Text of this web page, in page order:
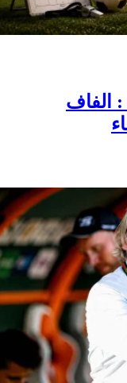
الفاف
و3 أسماء